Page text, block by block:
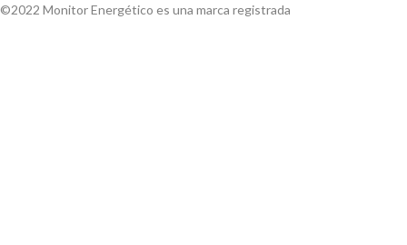
©2022 Monitor Energético es una marca registrada